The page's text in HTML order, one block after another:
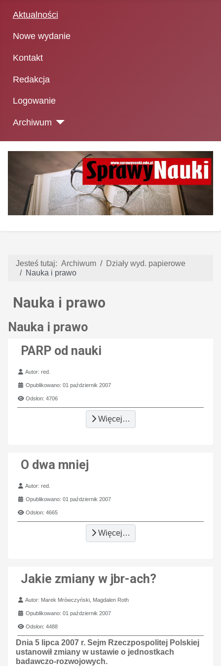
Aktualności
Nowe wydanie
Kontakt
Redakcja
Logowanie
Archiwum
Jesteś tutaj: Archiwum
Działy wyd. papierowe
Nauka i prawo
Nauka i prawo
Nauka i prawo
PARP od nauki
Szczegóły
Autor:red.
Opublikowano: 01 październik 2007
Odsłon: 4706
Więcej…
O dwa mniej
Szczegóły
Autor:red.
Opublikowano: 01 październik 2007
Odsłon: 4665
Więcej…
Jakie zmiany w jbr-ach?
Szczegóły
Autor: Marek Mrówczyński, Magdalen Roth
Opublikowano: 01 październik 2007
Odsłon: 4488
Dnia 5 lipca 2007 r. Sejm Rzeczpospolitej Polskiej
ustanowił zmiany w ustawie o jednostkach
badawczo-rozwojowych.